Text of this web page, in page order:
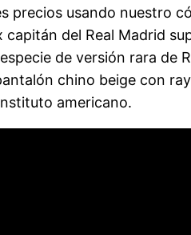
usando nuestro
del Real Madrid
de versión rara de
chino beige con
americano.